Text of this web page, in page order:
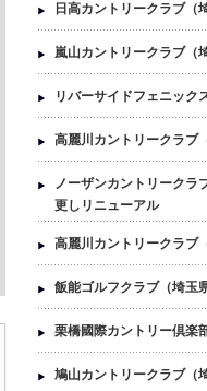
日高カントリークラブ（
嵐山カントリークラブ（
リバーサイドフェニック
高麗川カントリークラブ
ノーザンカントリークラ
更しリニューアル
高麗川カントリークラブ
飯能ゴルフクラブ（埼玉
栗橋國際カントリー倶楽
鳩山カントリークラブ（